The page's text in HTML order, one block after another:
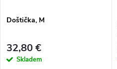
Doštička, M
32,80 €
Skladem